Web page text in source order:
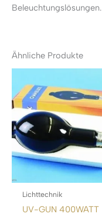
Beleuchtungslösungen.
Ähnliche Produkte
Lichttechnik
UV-GUN 400WATT